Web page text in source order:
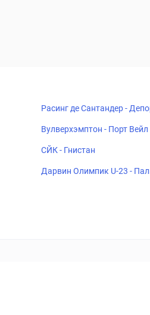
Расинг де Сантандер -
Вулверхэмптон - Порт Вейл
СЙК - Гнистан
Дарвин Олимпик U-23 -